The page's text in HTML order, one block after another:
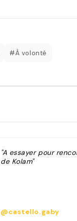
#À volonté
"A essayer pour
de Kolam"
@castello.gaby